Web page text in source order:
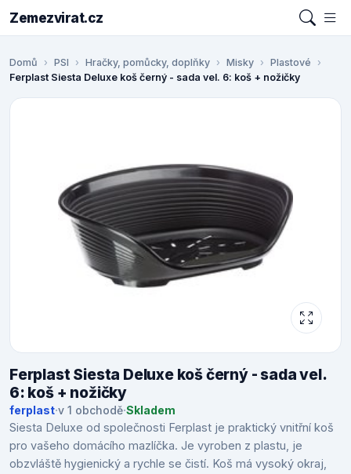
Zemezvirat.cz
Domů PSI Hračky, pomůcky, doplňky Misky
Plastové
Ferplast Siesta Deluxe koš černý - sada vel. 6: koš + nožičky
Ferplast Siesta Deluxe koš černý - sada vel.
6: koš + nožičky
ferplast·v 1 obchodě·Skladem
Siesta Deluxe od společnosti Ferplast je praktický vnitřní koš
pro vašeho domácího mazlíčka. Je vyroben z plastu, je
obzvláště hygienický a rychle se čistí. Koš má vysoký okraj,